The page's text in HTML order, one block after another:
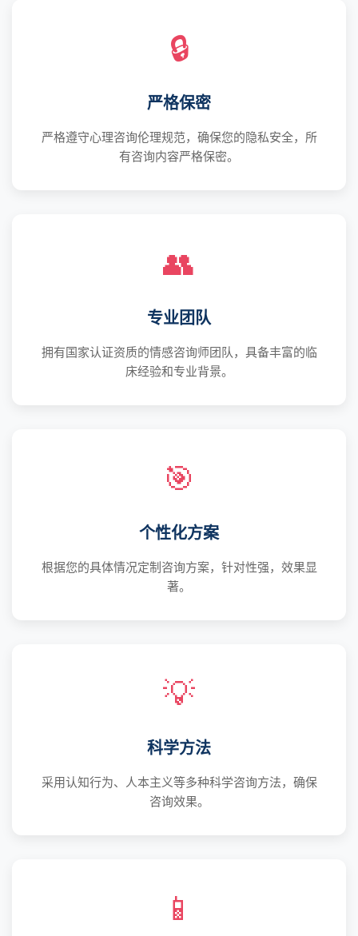
🔒
严格保密
严格遵守心理咨询伦理规范，确保您的隐私安全，所
有咨询内容严格保密。
👥
专业团队
拥有国家认证资质的情感咨询师团队，具备丰富的临
床经验和专业背景。
🎯
个性化方案
根据您的具体情况定制咨询方案，针对性强，效果显
著。
💡
科学方法
采用认知行为、人本主义等多种科学咨询方法，确保
咨询效果。
📱